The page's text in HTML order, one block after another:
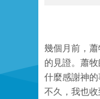
幾個月前，
的見證。蕭
什麼感謝神
不久，我也